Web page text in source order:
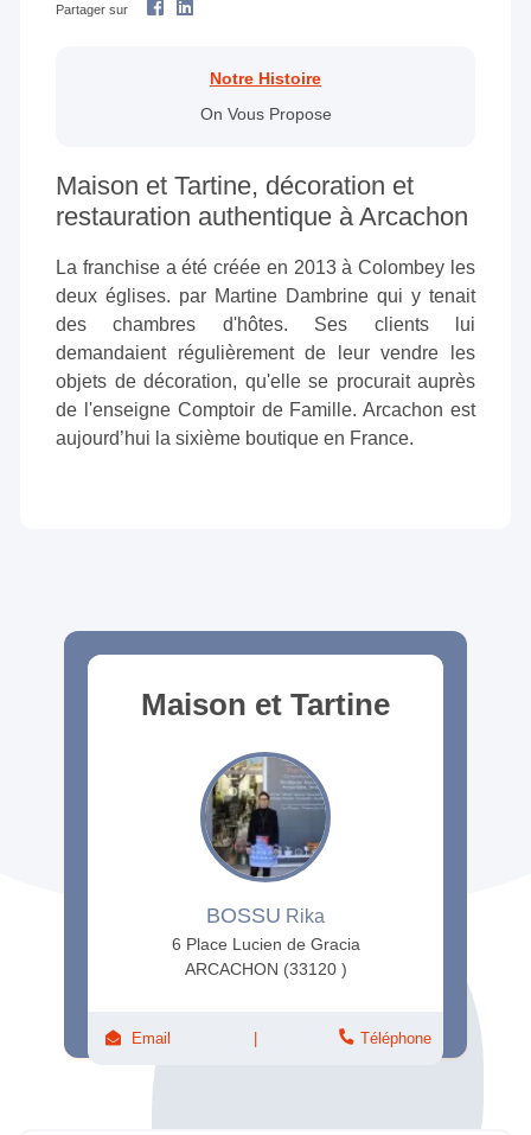
Partager sur
Notre Histoire
On Vous Propose
Maison et Tartine, décoration et
restauration authentique à Arcachon
La franchise a été créée en 2013 à Colombey les
deux églises. par Martine Dambrine qui y tenait
des chambres d'hôtes. Ses clients lui
demandaient régulièrement de leur vendre les
objets de décoration, qu'elle se procurait auprès
de l'enseigne Comptoir de Famille. Arcachon est
aujourd’hui la sixième boutique en France.
Maison et Tartine
BOSSU Rika
6 Place Lucien de Gracia
ARCACHON (33120 )
Email Téléphone